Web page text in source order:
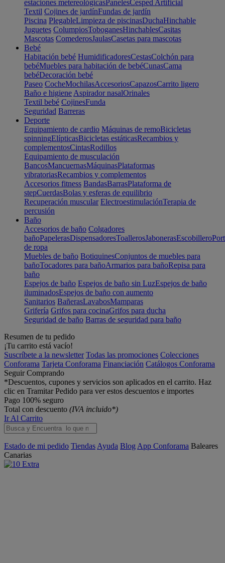
estaciones metereológicasPanelesCesped Artificial
Textil Cojines de jardínFundas de jardín
Piscina PlegableLimpieza de piscinasDuchaHinchable
Juguetes ColumpiosToboganesHinchablesCasitas
Mascotas ComederosJaulasCasetas para mascotas
Bebé
Habitación bebé HumidificadoresCestasColchón para
bebéMuebles para habitación de bebéCunasCama
bebéDecoración bebé
Paseo CocheMochilasAccesoriosCapazosCarrito ligero
Baño e higiene Aspirador nasalOrinales
Textil bebé CojinesFunda
Seguridad Barreras
Deporte
Equipamiento de cardio Máquinas de remoBicicletas
spinningElípticasBicicletas estáticasRecambios y
complementosCintasRodillos
Equipamiento de musculación
BancosMancuernasMáquinasPlataformas
vibratoriasRecambios y complementos
Accesorios fitness BandasBarrasPlataforma de
stepCuerdasBolas y esferas de equilibrio
Recuperación muscular ElectroestimulaciónTerapia de
percusión
Baño
Accesorios de baño Colgadores
bañoPapelerasDispensadoresToallerosJabonerasEscobillero
de ropa
Muebles de baño BotiquinesConjuntos de muebles para
bañoTocadores para bañoArmarios para bañoRepisa para
baño
Espejos de baño Espejos de baño sin LuzEspejos de baño
iluminadosEspejos de baño con aumento
Sanitarios BañerasLavabosMamparas
Grifería Grifos para cocinaGrifos para ducha
Seguridad de baño Barras de seguridad para baño
Resumen de tu pedido
¡Tu carrito está vacío!
Suscríbete a la newsletter Todas las promociones Colecciones
Conforama Tarjeta Conforama Financiación Catálogos Conforama
Seguir Comprando
*Descuentos, cupones y servicios son aplicados en el carrito. Haz
clic en Tramitar Pedido para ver estos descuentos e importes
Pago 100% seguro
Total con descuento (IVA incluido*)
Ir Al Carrito
Estado de mi pedido Tiendas Ayuda Blog App Conforama Baleares
Canarias